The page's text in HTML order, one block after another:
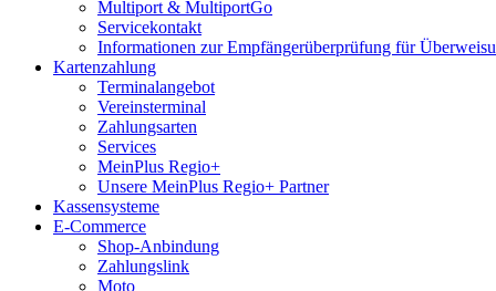
Multiport & MultiportGo
Servicekontakt
Informationen zur Empfängerüberprüfung für
Kartenzahlung
Terminalangebot
Vereinsterminal
Zahlungsarten
Services
MeinPlus Regio+
Unsere MeinPlus Regio+ Partner
Kassensysteme
E-Commerce
Shop-Anbindung
Zahlungslink
Moto